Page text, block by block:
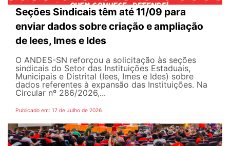
Seções Sindicais têm até 11/09 para
enviar dados sobre criação e ampliação
de Iees, Imes e Ides
O ANDES-SN reforçou a solicitação às seções
sindicais do Setor das Instituições Estaduais,
Municipais e Distrital (Iees, Imes e Ides) sobre
dados referentes à expansão das Instituições. Na
Circular nº 286/2026,...
Publicado em: 17 de Julho de 2026